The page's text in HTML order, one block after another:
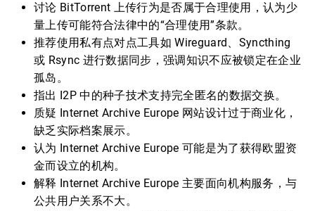
讨论 BitTorrent 上传行为是否属于合理使用，认为少
量上传可能符合法律中的“合理使用”条款。
推荐使用私有点对点工具如 Wireguard、Syncthing
或 Rsync 进行数据同步，强调知识不应被锁定在企业
孤岛。
指出 I2P 中的种子技术支持完全匿名的数据交换。
质疑 Internet Archive Europe 网站设计过于商业化，
缺乏实际档案展示。
认为 Internet Archive Europe 可能是为了获得欧盟资
金而设立的机构。
解释 Internet Archive Europe 主要面向机构服务，与
公共用户关系不大。